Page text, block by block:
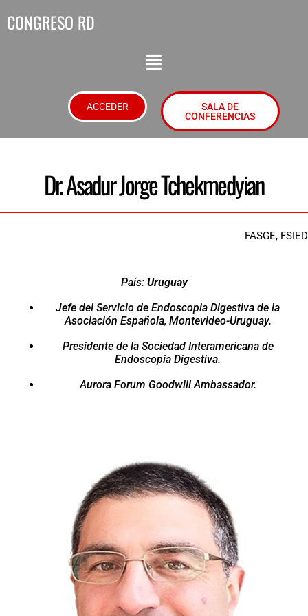
CONGRESO RD
ACCEDER
SALA DE
CONFERENCIAS
Dr. Asadur Jorge Tchekmedyian
FASGE, FSIED
País: Uruguay
Jefe del Servicio de Endoscopia Digestiva de la
Asociación Española, Montevideo-Uruguay.
Presidente de la Sociedad Interamericana de
Endoscopia Digestiva.
Aurora Forum Goodwill Ambassador.